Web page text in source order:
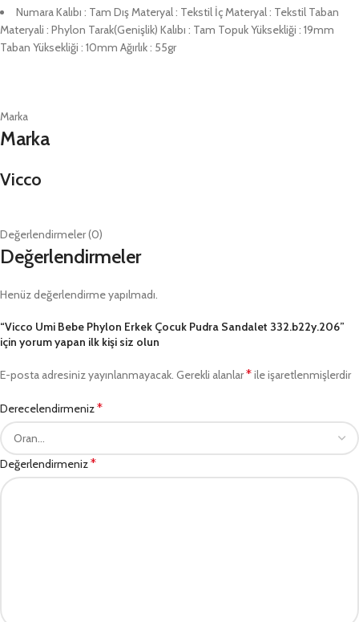
Numara Kalıbı : Tam Dış Materyal : Tekstil İç Materyal : Tekstil Taban
Materyali : Phylon Tarak(Genişlik) Kalıbı : Tam Topuk Yüksekliği : 19mm
Taban Yüksekliği : 10mm Ağırlık : 55gr
Marka
Marka
Vicco
Değerlendirmeler (0)
Değerlendirmeler
Henüz değerlendirme yapılmadı.
“Vicco Umi Bebe Phylon Erkek Çocuk Pudra Sandalet 332.b22y.206”
için yorum yapan ilk kişi siz olun
E-posta adresiniz yayınlanmayacak. Gerekli alanlar*ile işaretlenmişlerdir
Derecelendirmeniz*
Değerlendirmeniz*